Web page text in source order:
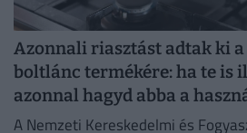
Azonnali riasztást adtak ki
boltlánc termékére: ha te is
azonnal hagyd abba a
A Nemzeti Kereskedelmi és